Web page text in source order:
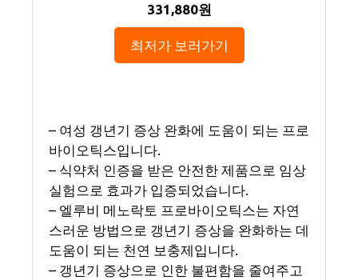
331,880원
최저가 보러가기
– 여성 갱년기 증상 완화에 도움이 되는 프로
바이오틱스입니다.
– 식약처 인증을 받은 안전한 제품으로 임상
실험으로 효과가 입증되었습니다.
– 엘루비 메노락토 프로바이오틱스는 자연
스러운 방법으로 갱년기 증상을 완화하는 데
도움이 되는 천연 보충제입니다.
– 갱년기 증상으로 인한 불편함을 줄여주고